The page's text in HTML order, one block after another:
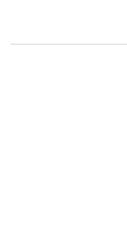
– الإنتاج
من جبهات